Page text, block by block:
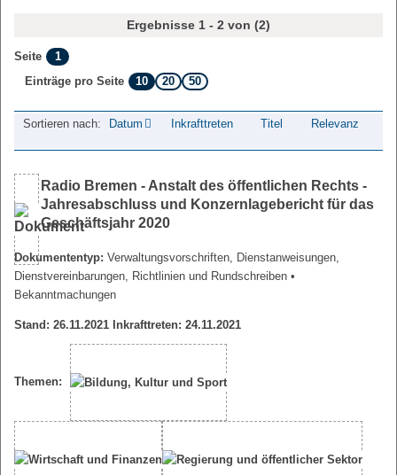
Ergebnisse 1 - 2 von (2)
Seite
1
Einträge pro Seite
10 20 50
Sortieren nach: Datum Inkrafttreten Titel Relevanz
Radio Bremen - Anstalt des öffentlichen Rechts -
Jahresabschluss und Konzernlagebericht für das
Geschäftsjahr 2020
Dokumententyp: Verwaltungsvorschriften, Dienstanweisungen,
Dienstvereinbarungen, Richtlinien und Rundschreiben •
Bekanntmachungen
Stand: 26.11.2021 Inkrafttreten: 24.11.2021
Themen: